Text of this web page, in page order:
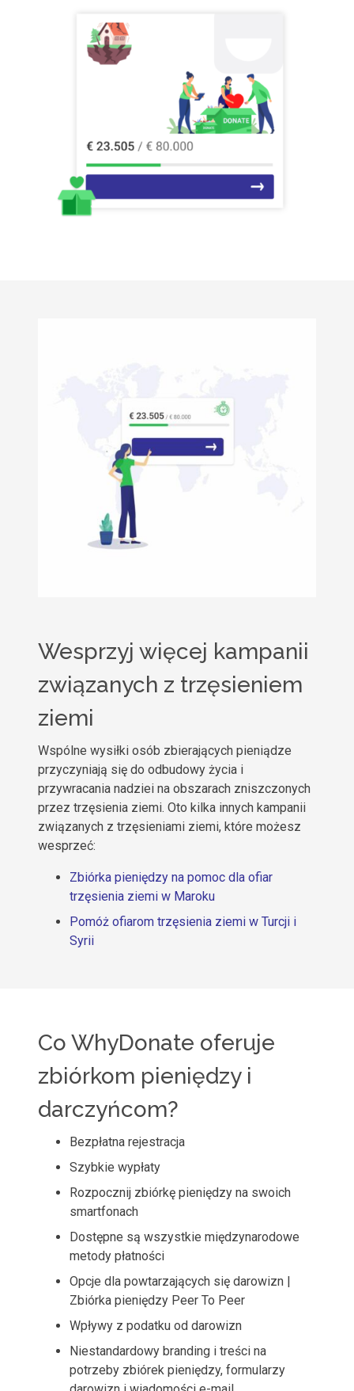
Wesprzyj więcej kampanii
związanych z trzęsieniem
ziemi
Wspólne wysiłki osób zbierających pieniądze
przyczyniają się do odbudowy życia i
przywracania nadziei na obszarach zniszczonych
przez trzęsienia ziemi. Oto kilka innych kampanii
związanych z trzęsieniami ziemi, które możesz
wesprzeć:
Zbiórka pieniędzy na pomoc dla ofiar
trzęsienia ziemi w Maroku
Pomóż ofiarom trzęsienia ziemi w Turcji i
Syrii
Co WhyDonate oferuje
zbiórkom pieniędzy i
darczyńcom?
Bezpłatna rejestracja
Szybkie wypłaty
Rozpocznij zbiórkę pieniędzy na swoich
smartfonach
Dostępne są wszystkie międzynarodowe
metody płatności
Opcje dla powtarzających się darowizn |
Zbiórka pieniędzy Peer To Peer
Wpływy z podatku od darowizn
Niestandardowy branding i treści na
potrzeby zbiórek pieniędzy, formularzy